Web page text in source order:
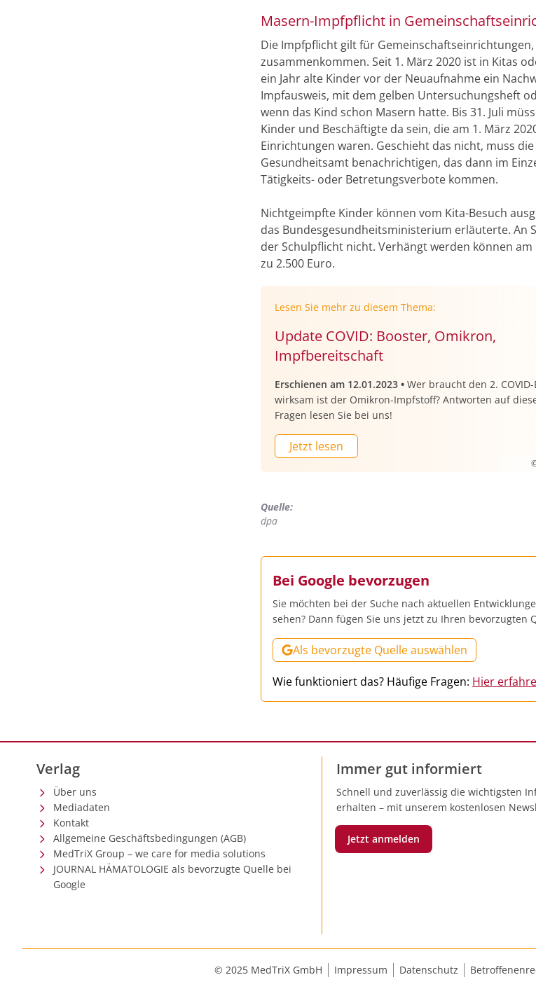
Masern-Impfpflicht in
Die Impfpflicht gilt für
zusammenkommen. Seit 1. März 2020 ist in Kitas
ein Jahr alte Kinder vor der Neuaufnahme ein
Impfausweis, mit dem gelben Untersuchungsheft
wenn das Kind schon Masern hatte. Bis 31. Juli
Kinder und Beschäftigte da sein, die am 1. März
Einrichtungen waren. Geschieht das nicht, muss
Gesundheitsamt benachrichtigen, das dann im
Tätigkeits- oder Betretungsverbote kommen.
Nichtgeimpfte Kinder können vom Kita-Besuch
das Bundesgesundheitsministerium erläuterte. An
der Schulpflicht nicht. Verhängt werden können am
zu 2.500 Euro.
Lesen Sie mehr zu diesem Thema:
Update COVID: Booster, Omikron,
Impfbereitschaft
Erschienen am 12.01.2023 • Wer braucht den 2. COVID-
wirksam ist der Omikron-Impfstoff? Antworten auf
Fragen lesen Sie bei uns!
Jetzt lesen
Quelle:
dpa
Bei Google bevorzugen
Sie möchten bei der Suche nach aktuellen
sehen? Dann fügen Sie uns jetzt zu Ihren bevorzugten
Als bevorzugte Quelle auswählen
Wie funktioniert das? Häufige Fragen: Hier
Verlag
Über uns
Mediadaten
Kontakt
Allgemeine Geschäftsbedingungen (AGB)
MedTriX Group – we care for media solutions
JOURNAL HÄMATOLOGIE als bevorzugte Quelle bei
Google
Immer gut informiert
Schnell und zuverlässig die wichtigsten
erhalten – mit unserem kostenlosen
Jetzt anmelden
© 2025 MedTriX GmbH Impressum Datenschutz